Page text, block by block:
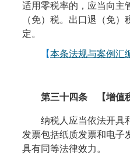
适用零税率的，应当向主
（免）税。出口退（免
定。
【本条法规与案例汇
第三十四条 【增值
纳税人应当依法开具
发票包括纸质发票和电子
具有同等法律效力。